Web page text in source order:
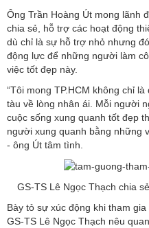
Ông Trần Hoàng Út mong lãnh
chia sẻ, hỗ trợ các hoạt động
dù chỉ là sự hỗ trợ nhỏ nhưng
động lực để những người làm
việc tốt đẹp này.
“Tôi mong TP.HCM không chỉ là
tàu về lòng nhân ái. Mỗi người
cuộc sống xung quanh tốt đẹp
người xung quanh bằng những
- ông Út tâm tình.
GS-TS Lê Ngọc Thạch chia
Bày tỏ sự xúc động khi tham
GS-TS Lê Ngọc Thạch nêu